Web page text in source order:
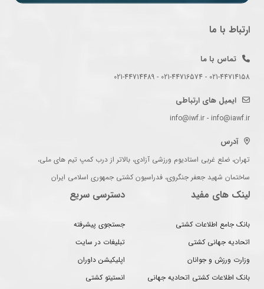
ارتباط با ما
تماس با ما
021-44714158 - 021-44716574 - 021-44714489
ایمیل های ارتباطی
info@iwf.ir - info@iawf.ir
آدرس
تهران، ضلع غربی استادیوم ورزشی آزادی، بالاتر از درب کمپ تیم های ملی،
ساختمان شهید جعفر جنگروی، فدراسیون کشتی جمهوری اسلامی ایران
لینک های مفید
بانک جامع اطلاعات کشتی
اتحادیه جهانی کشتی
وزارت ورزش و جوانان
بانک اطلاعات کشتی اتحادیه جهانی
دسترسی سریع
جستجوی پیشرفته
تبلیغات در سایت
اپلیکیشن داوران
انستیتو کشتی